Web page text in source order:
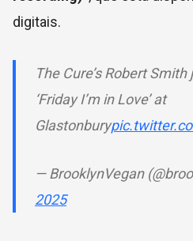
digitais.
The Cure’s Robert
‘Friday I’m in Love’ at
Glastonbury
— BrooklynVegan
2025